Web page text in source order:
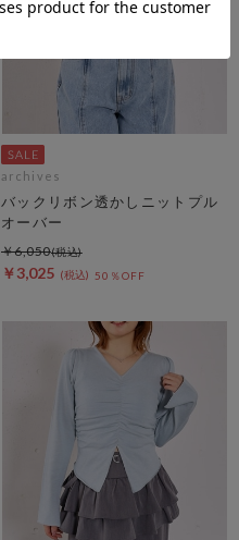
archives
バックリボン透かしニットプル
オーバー
￥3,025 50％OFF
￥6,050